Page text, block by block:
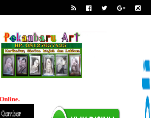
Demi